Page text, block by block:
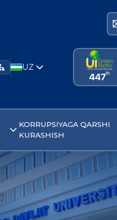
UZ
KORRUPSIYAGA QARSHI
KURASHISH